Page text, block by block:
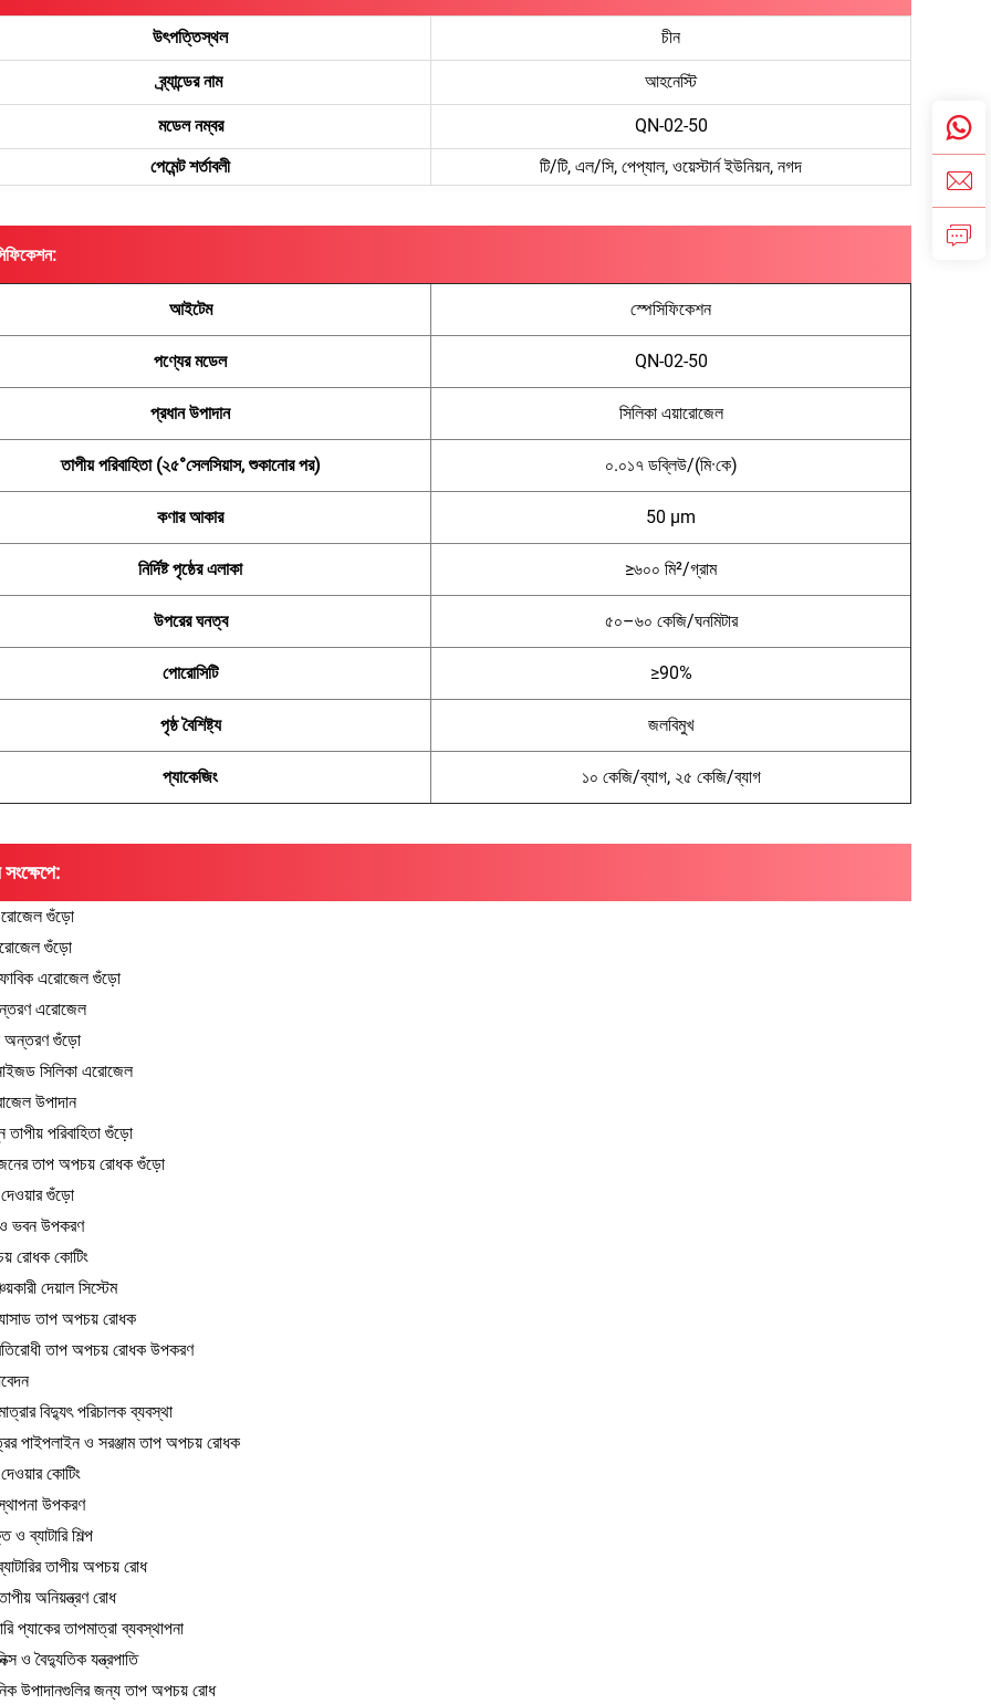
উৎপত্তিস্থল চীন
ব্র্যান্ডের নাম আহনেস্টি
মডেল নম্বর
QN-02-50
পেমেন্ট শর্তাবলী
টি/টি, এল/সি, পেপ্যাল, ওয়েস্টার্ন ইউনিয়ন, নগদ
আইটেম স্পেসিফিকেশন
পণ্যের মডেল QN-02-50
প্রধান উপাদান সিলিকা এয়ারোজেল
তাপীয় পরিবাহিতা (২৫°সেলসিয়াস, শুকানোর পর) ০.০১৭ ডব্লিউ/(মি·কে)
কণার আকার 50 μm
নির্দিষ্ট পৃষ্ঠের এলাকা ≥৬০০ মি²/গ্রাম
উপরের ঘনত্ব ৫০–৬০ কেজি/ঘনমিটার
পোরোসিটি ≥90%
পৃষ্ঠ বৈশিষ্ট্য জলবিমুখ
প্যাকেজিং ১০ কেজি/ব্যাগ, ২৫ কেজি/ব্যাগ
গুঁড়ো
গুঁড়ো
এরোজেল গুঁড়ো
এরোজেল
অন্তরণ গুঁড়ো
সিলিকা এরোজেল
উপাদান
তাপীয় পরিবাহিতা গুঁড়ো
তাপ অপচয় রোধক গুঁড়ো
দেওয়ার গুঁড়ো
ও ভবন উপকরণ
রোধক কোটিং
দেয়াল সিস্টেম
তাপ অপচয় রোধক
তাপ অপচয় রোধক উপকরণ
বিদ্যুৎ পরিচালক ব্যবস্থা
পাইপলাইন ও সরঞ্জাম তাপ অপচয় রোধক
কোটিং
উপকরণ
ব্যাটারি শিল্প
তাপীয় অপচয় রোধ
তাপীয় অনিয়ন্ত্রণ রোধ
প্যাকের তাপমাত্রা ব্যবস্থাপনা
ও বৈদ্যুতিক যন্ত্রপাতি
উপাদানগুলির জন্য তাপ অপচয় রোধ